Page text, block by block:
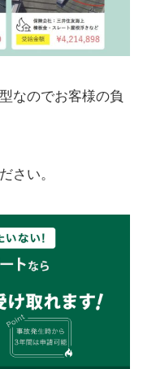
なのでお客様の負
さい。